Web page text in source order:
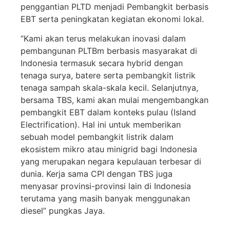
penggantian PLTD menjadi Pembangkit berbasis
EBT serta peningkatan kegiatan ekonomi lokal.
“Kami akan terus melakukan inovasi dalam
pembangunan PLTBm berbasis masyarakat di
Indonesia termasuk secara hybrid dengan
tenaga surya, batere serta pembangkit listrik
tenaga sampah skala-skala kecil. Selanjutnya,
bersama TBS, kami akan mulai mengembangkan
pembangkit EBT dalam konteks pulau (Island
Electrification). Hal ini untuk memberikan
sebuah model pembangkit listrik dalam
ekosistem mikro atau minigrid bagi Indonesia
yang merupakan negara kepulauan terbesar di
dunia. Kerja sama CPI dengan TBS juga
menyasar provinsi-provinsi lain di Indonesia
terutama yang masih banyak menggunakan
diesel” pungkas Jaya.